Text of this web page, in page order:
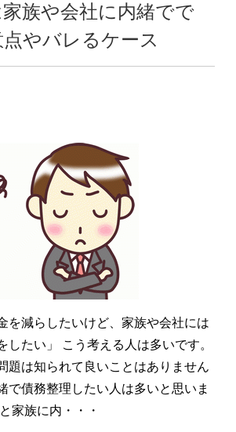
族や会社に内緒でで
やバレるケース
を減らしたいけど、家族や会社には
したい」 こう考える人は多いです。
題は知られて良いことはありません
で債務整理したい人は多いと思いま
家族に内・・・